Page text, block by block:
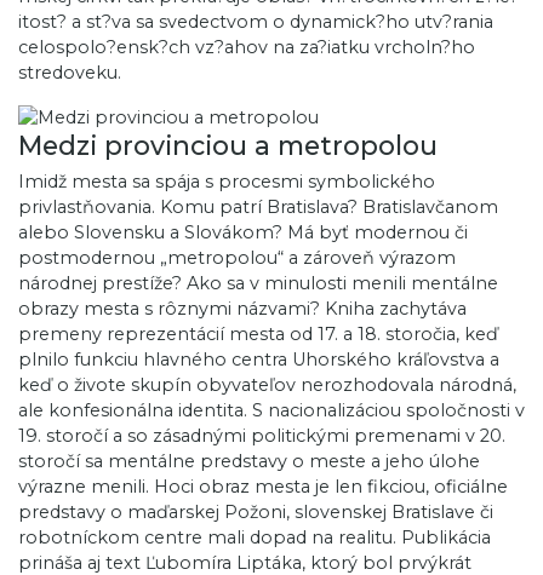
itost? a st?va sa svedectvom o dynamick?ho utv?rania
celospolo?ensk?ch vz?ahov na za?iatku vrcholn?ho
stredoveku.
Medzi provinciou a metropolou
Imidž mesta sa spája s procesmi symbolického
privlastňovania. Komu patrí Bratislava? Bratislavčanom
alebo Slovensku a Slovákom? Má byť modernou či
postmodernou „metropolou“ a zároveň výrazom
národnej prestíže? Ako sa v minulosti menili mentálne
obrazy mesta s rôznymi názvami? Kniha zachytáva
premeny reprezentácií mesta od 17. a 18. storočia, keď
plnilo funkciu hlavného centra Uhorského kráľovstva a
keď o živote skupín obyvateľov nerozhodovala národná,
ale konfesionálna identita. S nacionalizáciou spoločnosti v
19. storočí a so zásadnými politickými premenami v 20.
storočí sa mentálne predstavy o meste a jeho úlohe
výrazne menili. Hoci obraz mesta je len fikciou, oficiálne
predstavy o maďarskej Požoni, slovenskej Bratislave či
robotníckom centre mali dopad na realitu. Publikácia
prináša aj text Ľubomíra Liptáka, ktorý bol prvýkrát